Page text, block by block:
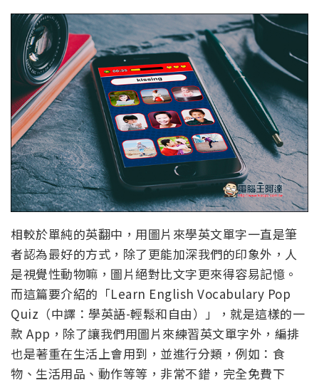
相較於單純的英翻中，用圖片來學英文單字一直是筆
者認為最好的方式，除了更能加深我們的印象外，人
是視覺性動物嘛，圖片絕對比文字更來得容易記憶。
而這篇要介紹的「Learn English Vocabulary Pop
Quiz（中譯：學英語-輕鬆和自由）」，就是這樣的一
款 App，除了讓我們用圖片來練習英文單字外，編排
也是著重在生活上會用到，並進行分類，例如：食
物、生活用品、動作等等，非常不錯，完全免費下